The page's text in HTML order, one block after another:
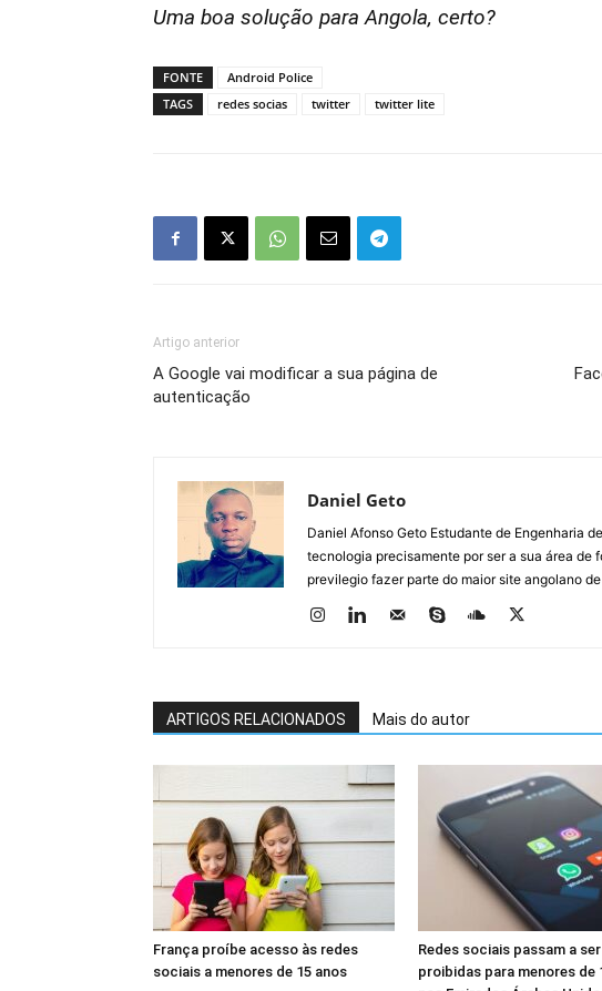
Uma boa solução para Angola, certo?
FONTE
Android Police
TAGS
redes socias twitter twitter lite
Artigo anterior
A Google vai modificar a sua página de
autenticação
Daniel Geto
Daniel Afonso Geto Estudante de Engenharia
tecnologia precisamente por ser a sua área de
previlegio fazer parte do maior site angolano
ARTIGOS RELACIONADOS Mais do autor
França proíbe acesso às redes
sociais a menores de 15 anos
Redes sociais passam a ser
proibidas para menores de